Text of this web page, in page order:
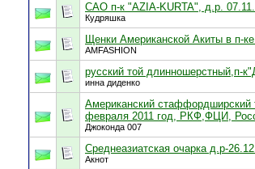
САО п-к "AZIA-KURTA", д.р.
Кудряшка
Щенки Американской Акиты в п-
AMFASHION
русский той
инна диденко
Американский стаффордширский
февраля 2011 год, РКФ,ФЦИ,
Джоконда 007
Среднеазиатская очарка д.р-
Акнот